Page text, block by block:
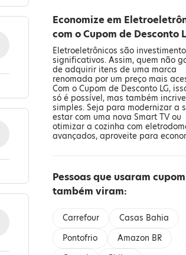
Economize em
com o Cupom de Desconto
Eletroeletrônicos são
significativos. Assim, quem não
de adquirir itens de uma marca
renomada por um preço mais
Com o Cupom de Desconto LG,
só é possível, mas também
simples. Seja para modernizar a
estar com uma nova Smart TV ou
otimizar a cozinha com
avançados, aproveite para
Pessoas que usaram cupom
também viram:
Carrefour
Casas Bahia
Pontofrio
Amazon BR